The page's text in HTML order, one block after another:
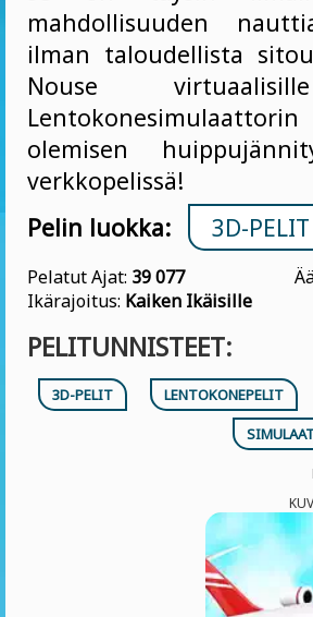
mahdollisuuden
ilman taloudellista
Nouse
olemisen
verkkopelissä!
Pelin luokka:
3D-PELIT
Pelatut Ajat: 39 077
Ikärajoitus: Kaiken Ikäisille
PELITUNNISTEET:
3D-PELIT LENTOKONEPELIT